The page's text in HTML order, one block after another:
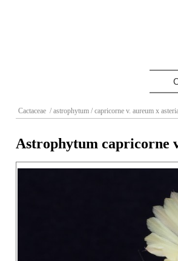
Cactaceae / astrophytum / capricorne v. aureum x
Astrophytum capricorne